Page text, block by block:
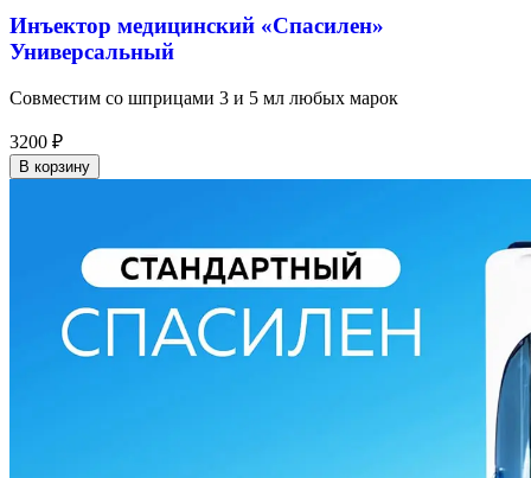
Инъектор медицинский «Спасилен»
Универсальный
Совместим со шприцами 3 и 5 мл любых марок
3200 ₽
В корзину